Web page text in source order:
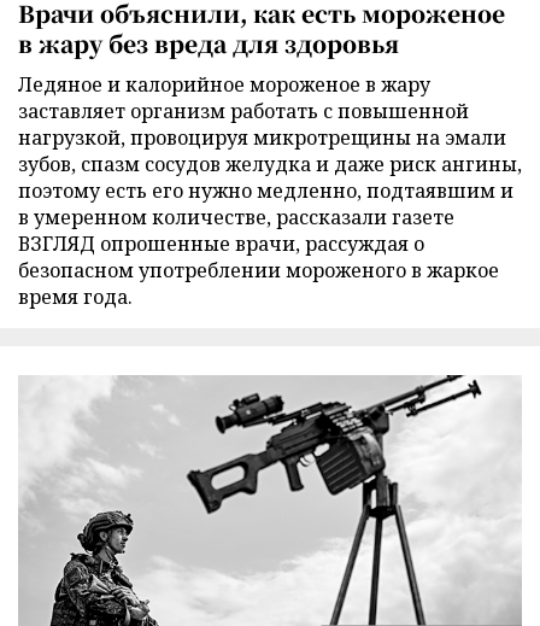
Врачи объяснили, как есть мороженое
в жару без вреда для здоровья
Ледяное и калорийное мороженое в жару
заставляет организм работать с повышенной
нагрузкой, провоцируя микротрещины на эмали
зубов, спазм сосудов желудка и даже риск ангины,
поэтому есть его нужно медленно, подтаявшим и
в умеренном количестве, рассказали газете
ВЗГЛЯД опрошенные врачи, рассуждая о
безопасном употреблении мороженого в жаркое
время года.